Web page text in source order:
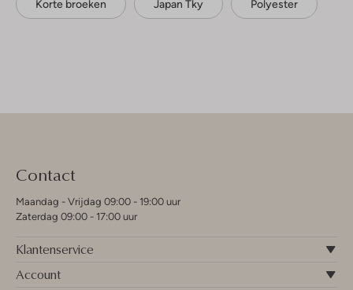
Korte broeken Japan Tky Polyester
Contact
Maandag - Vrijdag 09:00 - 19:00 uur
Zaterdag 09:00 - 17:00 uur
Klantenservice
Account